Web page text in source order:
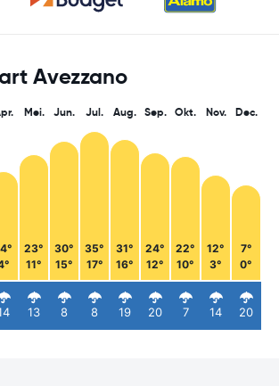
Avezzano
Mei.
23°
11°
13
Jun.
30°
15°
8
Jul.
35°
17°
8
Aug.
31°
16°
19
Sep.
24°
12°
20
Okt.
22°
10°
7
Nov.
12°
3°
14
Dec.
7°
0°
20